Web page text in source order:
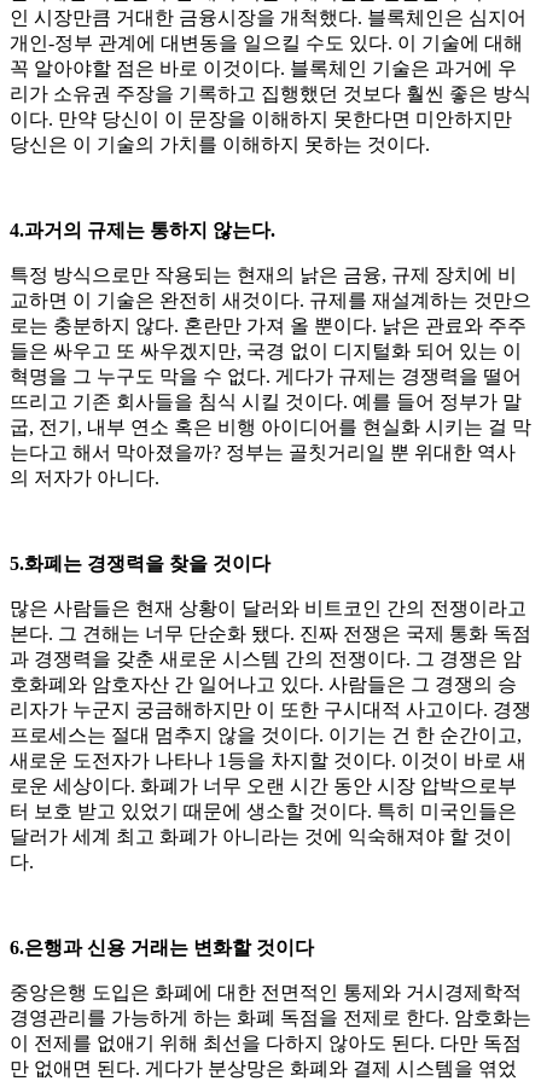
인 시장만큼 거대한 금융시장을 개척했다. 블록체인은 심지어
개인-정부 관계에 대변동을 일으킬 수도 있다. 이 기술에 대해
꼭 알아야할 점은 바로 이것이다. 블록체인 기술은 과거에 우
리가 소유권 주장을 기록하고 집행했던 것보다 훨씬 좋은 방식
이다. 만약 당신이 이 문장을 이해하지 못한다면 미안하지만
당신은 이 기술의 가치를 이해하지 못하는 것이다.
4.과거의 규제는 통하지 않는다.
특정 방식으로만 작용되는 현재의 낡은 금융, 규제 장치에 비
교하면 이 기술은 완전히 새것이다. 규제를 재설계하는 것만으
로는 충분하지 않다. 혼란만 가져 올 뿐이다. 낡은 관료와 주주
들은 싸우고 또 싸우겠지만, 국경 없이 디지털화 되어 있는 이
혁명을 그 누구도 막을 수 없다. 게다가 규제는 경쟁력을 떨어
뜨리고 기존 회사들을 침식 시킬 것이다. 예를 들어 정부가 말
굽, 전기, 내부 연소 혹은 비행 아이디어를 현실화 시키는 걸 막
는다고 해서 막아졌을까? 정부는 골칫거리일 뿐 위대한 역사
의 저자가 아니다.
5.화폐는 경쟁력을 찾을 것이다
많은 사람들은 현재 상황이 달러와 비트코인 간의 전쟁이라고
본다. 그 견해는 너무 단순화 됐다. 진짜 전쟁은 국제 통화 독점
과 경쟁력을 갖춘 새로운 시스템 간의 전쟁이다. 그 경쟁은 암
호화폐와 암호자산 간 일어나고 있다. 사람들은 그 경쟁의 승
리자가 누군지 궁금해하지만 이 또한 구시대적 사고이다. 경쟁
프로세스는 절대 멈추지 않을 것이다. 이기는 건 한 순간이고,
새로운 도전자가 나타나 1등을 차지할 것이다. 이것이 바로 새
로운 세상이다. 화폐가 너무 오랜 시간 동안 시장 압박으로부
터 보호 받고 있었기 때문에 생소할 것이다. 특히 미국인들은
달러가 세계 최고 화폐가 아니라는 것에 익숙해져야 할 것이
다.
6.은행과 신용 거래는 변화할 것이다
중앙은행 도입은 화폐에 대한 전면적인 통제와 거시경제학적
경영관리를 가능하게 하는 화폐 독점을 전제로 한다. 암호화는
이 전제를 없애기 위해 최선을 다하지 않아도 된다. 다만 독점
만 없애면 된다. 게다가 분상망은 화폐와 결제 시스템을 엮었